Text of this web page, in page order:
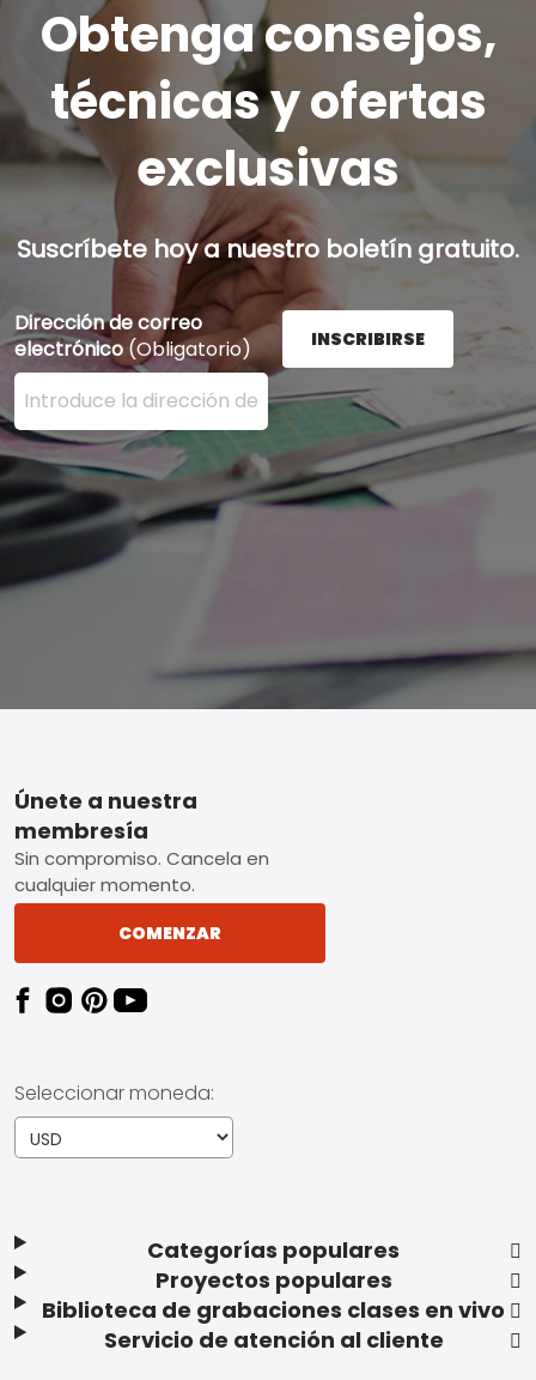
Obtenga consejos,
técnicas y ofertas
exclusivas
Suscríbete hoy a nuestro boletín gratuito.
Dirección de correo
electrónico (Obligatorio)
Ingrese su dirección de correo electrónico aquí y
INSCRIBIRSE
Footer
Categorías populares
Proyectos populares
Biblioteca de grabaciones clases en vivo
Servicio de atención al cliente
Únete a nuestra
membresía
Sin compromiso. Cancela en
cualquier momento.
COMENZAR
Seleccionar moneda: